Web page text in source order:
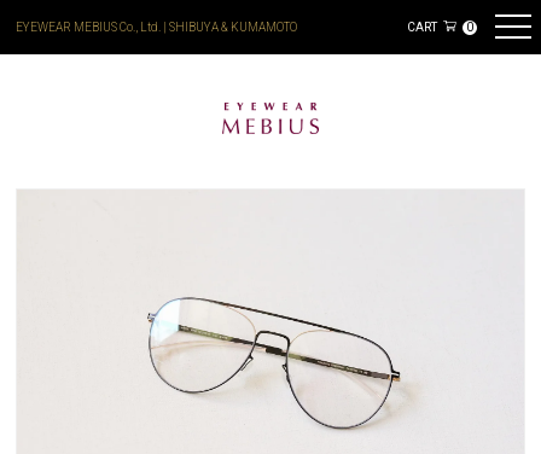
EYEWEAR MEBIUS Co., Ltd. | SHIBUYA & KUMAMOTO CART 0